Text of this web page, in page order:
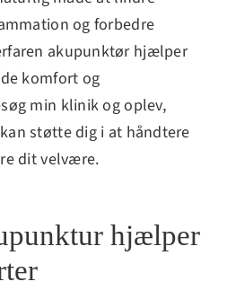
og forbedre
akupunktør hjælper
komfort og
min klinik og oplev,
støtte dig i at håndtere
dit velvære.
hjælper